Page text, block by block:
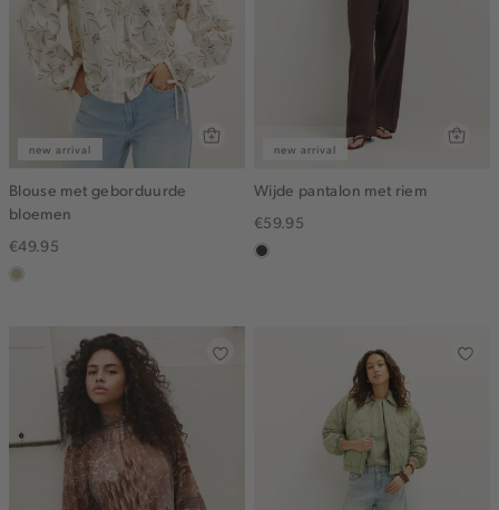
new arrival
Blouse met geborduurde
bloemen
€49.95
lichtzand
new arrival
Wijde pantalon met riem
€59.95
choco